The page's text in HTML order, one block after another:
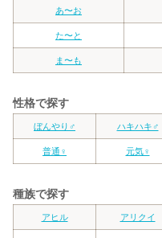
あ〜お
た〜と
ま〜も
性格で探す
ぼんやり♂ ハキハキ♂
普通♀ 元気♀
種族で探す
アヒル アリクイ